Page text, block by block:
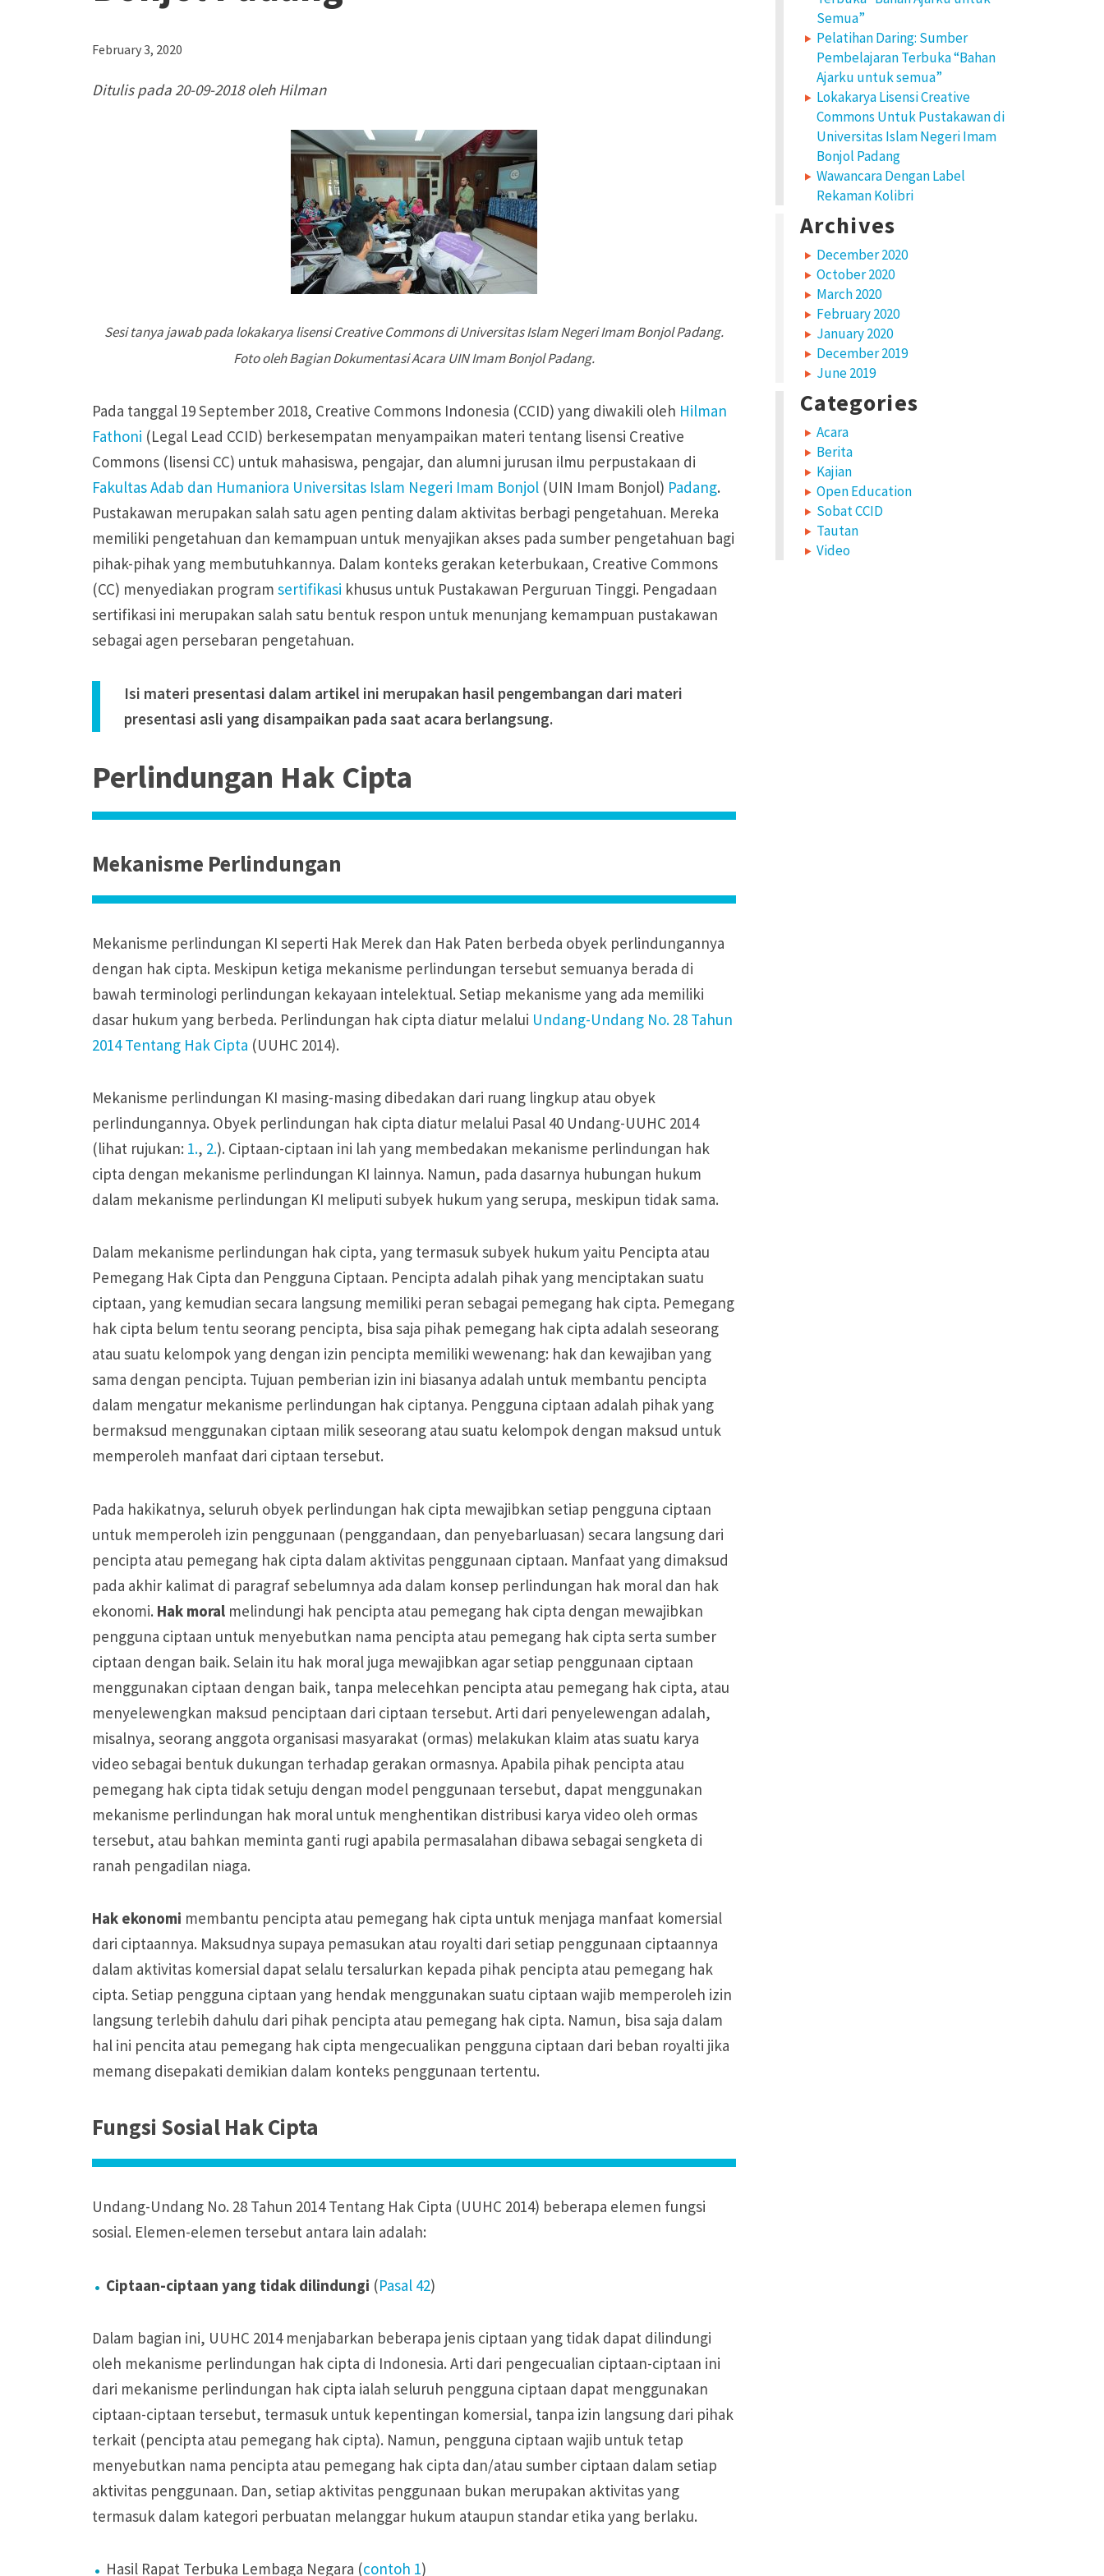
February 3, 2020
Ditulis pada 20-09-2018 oleh Hilman
Sesi tanya jawab pada lokakarya lisensi Creative Commons di Universitas Islam Negeri Imam Bonjol Padang.
Foto oleh Bagian Dokumentasi Acara UIN Imam Bonjol Padang.
Pada tanggal 19 September 2018, Creative Commons Indonesia (CCID) yang diwakili oleh Hilman
Fathoni (Legal Lead CCID) berkesempatan menyampaikan materi tentang lisensi Creative
Commons (lisensi CC) untuk mahasiswa, pengajar, dan alumni jurusan ilmu perpustakaan di
Fakultas Adab dan Humaniora Universitas Islam Negeri Imam Bonjol (UIN Imam Bonjol) Padang.
Pustakawan merupakan salah satu agen penting dalam aktivitas berbagi pengetahuan. Mereka
memiliki pengetahuan dan kemampuan untuk menyajikan akses pada sumber pengetahuan bagi
pihak-pihak yang membutuhkannya. Dalam konteks gerakan keterbukaan, Creative Commons
(CC) menyediakan program sertifikasi khusus untuk Pustakawan Perguruan Tinggi. Pengadaan
sertifikasi ini merupakan salah satu bentuk respon untuk menunjang kemampuan pustakawan
sebagai agen persebaran pengetahuan.
Isi materi presentasi dalam artikel ini merupakan hasil pengembangan dari materi
presentasi asli yang disampaikan pada saat acara berlangsung.
Perlindungan Hak Cipta
Mekanisme Perlindungan
Mekanisme perlindungan KI seperti Hak Merek dan Hak Paten berbeda obyek perlindungannya
dengan hak cipta. Meskipun ketiga mekanisme perlindungan tersebut semuanya berada di
bawah terminologi perlindungan kekayaan intelektual. Setiap mekanisme yang ada memiliki
dasar hukum yang berbeda. Perlindungan hak cipta diatur melalui Undang-Undang No. 28 Tahun
2014 Tentang Hak Cipta (UUHC 2014).
Mekanisme perlindungan KI masing-masing dibedakan dari ruang lingkup atau obyek
perlindungannya. Obyek perlindungan hak cipta diatur melalui Pasal 40 Undang-UUHC 2014
(lihat rujukan: 1., 2.). Ciptaan-ciptaan ini lah yang membedakan mekanisme perlindungan hak
cipta dengan mekanisme perlindungan KI lainnya. Namun, pada dasarnya hubungan hukum
dalam mekanisme perlindungan KI meliputi subyek hukum yang serupa, meskipun tidak sama.
Dalam mekanisme perlindungan hak cipta, yang termasuk subyek hukum yaitu Pencipta atau
Pemegang Hak Cipta dan Pengguna Ciptaan. Pencipta adalah pihak yang menciptakan suatu
ciptaan, yang kemudian secara langsung memiliki peran sebagai pemegang hak cipta. Pemegang
hak cipta belum tentu seorang pencipta, bisa saja pihak pemegang hak cipta adalah seseorang
atau suatu kelompok yang dengan izin pencipta memiliki wewenang: hak dan kewajiban yang
sama dengan pencipta. Tujuan pemberian izin ini biasanya adalah untuk membantu pencipta
dalam mengatur mekanisme perlindungan hak ciptanya. Pengguna ciptaan adalah pihak yang
bermaksud menggunakan ciptaan milik seseorang atau suatu kelompok dengan maksud untuk
memperoleh manfaat dari ciptaan tersebut.
Pada hakikatnya, seluruh obyek perlindungan hak cipta mewajibkan setiap pengguna ciptaan
untuk memperoleh izin penggunaan (penggandaan, dan penyebarluasan) secara langsung dari
pencipta atau pemegang hak cipta dalam aktivitas penggunaan ciptaan. Manfaat yang dimaksud
pada akhir kalimat di paragraf sebelumnya ada dalam konsep perlindungan hak moral dan hak
ekonomi. Hak moral melindungi hak pencipta atau pemegang hak cipta dengan mewajibkan
pengguna ciptaan untuk menyebutkan nama pencipta atau pemegang hak cipta serta sumber
ciptaan dengan baik. Selain itu hak moral juga mewajibkan agar setiap penggunaan ciptaan
menggunakan ciptaan dengan baik, tanpa melecehkan pencipta atau pemegang hak cipta, atau
menyelewengkan maksud penciptaan dari ciptaan tersebut. Arti dari penyelewengan adalah,
misalnya, seorang anggota organisasi masyarakat (ormas) melakukan klaim atas suatu karya
video sebagai bentuk dukungan terhadap gerakan ormasnya. Apabila pihak pencipta atau
pemegang hak cipta tidak setuju dengan model penggunaan tersebut, dapat menggunakan
mekanisme perlindungan hak moral untuk menghentikan distribusi karya video oleh ormas
tersebut, atau bahkan meminta ganti rugi apabila permasalahan dibawa sebagai sengketa di
ranah pengadilan niaga.
Hak ekonomi membantu pencipta atau pemegang hak cipta untuk menjaga manfaat komersial
dari ciptaannya. Maksudnya supaya pemasukan atau royalti dari setiap penggunaan ciptaannya
dalam aktivitas komersial dapat selalu tersalurkan kepada pihak pencipta atau pemegang hak
cipta. Setiap pengguna ciptaan yang hendak menggunakan suatu ciptaan wajib memperoleh izin
langsung terlebih dahulu dari pihak pencipta atau pemegang hak cipta. Namun, bisa saja dalam
hal ini pencita atau pemegang hak cipta mengecualikan pengguna ciptaan dari beban royalti jika
memang disepakati demikian dalam konteks penggunaan tertentu.
Fungsi Sosial Hak Cipta
Undang-Undang No. 28 Tahun 2014 Tentang Hak Cipta (UUHC 2014) beberapa elemen fungsi
sosial. Elemen-elemen tersebut antara lain adalah:
Ciptaan-ciptaan yang tidak dilindungi (Pasal 42)
Dalam bagian ini, UUHC 2014 menjabarkan beberapa jenis ciptaan yang tidak dapat dilindungi
oleh mekanisme perlindungan hak cipta di Indonesia. Arti dari pengecualian ciptaan-ciptaan ini
dari mekanisme perlindungan hak cipta ialah seluruh pengguna ciptaan dapat menggunakan
ciptaan-ciptaan tersebut, termasuk untuk kepentingan komersial, tanpa izin langsung dari pihak
terkait (pencipta atau pemegang hak cipta). Namun, pengguna ciptaan wajib untuk tetap
menyebutkan nama pencipta atau pemegang hak cipta dan/atau sumber ciptaan dalam setiap
aktivitas penggunaan. Dan, setiap aktivitas penggunaan bukan merupakan aktivitas yang
termasuk dalam kategori perbuatan melanggar hukum ataupun standar etika yang berlaku.
Hasil Rapat Terbuka Lembaga Negara (contoh 1)
Semua”
Pelatihan Daring: Sumber
Pembelajaran Terbuka “Bahan
Ajarku untuk semua”
Lokakarya Lisensi Creative
Commons Untuk Pustakawan di
Universitas Islam Negeri Imam
Bonjol Padang
Wawancara Dengan Label
Rekaman Kolibri
Archives
December 2020
October 2020
March 2020
February 2020
January 2020
December 2019
June 2019
Categories
Acara
Berita
Kajian
Open Education
Sobat CCID
Tautan
Video